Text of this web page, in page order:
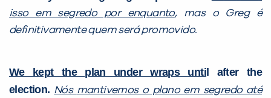
isso em segredo por enquanto, mas o Greg é
definitivamente quem será promovido.
We kept the plan under wrapsuntil after the
election. Nós mantivemos o plano em segredo até